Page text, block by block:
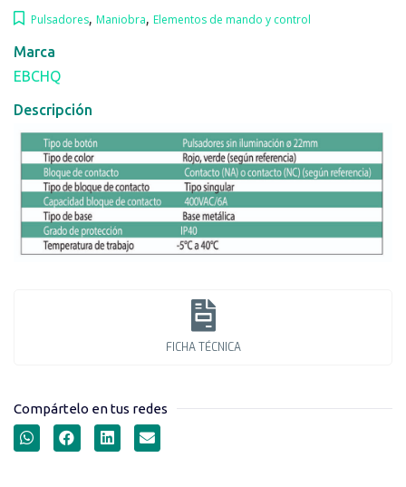
Pulsadores, Maniobra, Elementos de mando y control
Marca
EBCHQ
Descripción
FICHA TÉCNICA
Compártelo en tus redes